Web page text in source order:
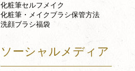
化粧筆セルフメイク
化粧筆・メイクブラシ保管方法
洗顔ブラシ福袋
ソーシャルメディア